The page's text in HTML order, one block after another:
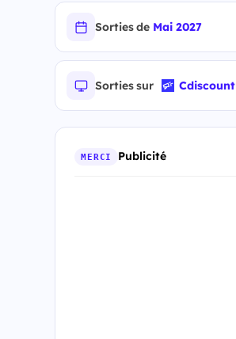
Sorties de Mai 2027
Sorties sur Cdiscount
MERCI Publicité